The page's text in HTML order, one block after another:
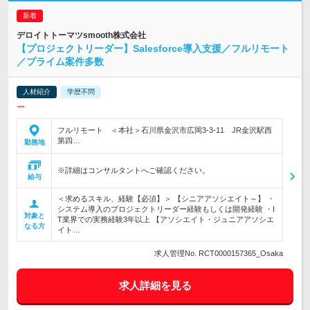
デロイトトーマツsmooth株式会社
【プロジェクトリーダー】Salesforce導入支援／フルリモート
／プライム案件多数
人材紹介 学歴不問
ー
勤務地
フルリモート ＜本社＞石川県金沢市広岡3-3-11 JR金沢駅西
第四…
給与
※詳細はコンサルタントへご確認ください。
対象と
なる方
＜求めるスキル、経験【必須】＞ 【シニアアソシエイト～】 ・
システム導入のプロジェクトリーダー経験もしくは開発経験 ・I
T業界での実務経験3年以上 【アソシエイト・ジュニアアソシエ
イト…
求人管理No. RCT0000157365_Osaka
求人詳細を見る